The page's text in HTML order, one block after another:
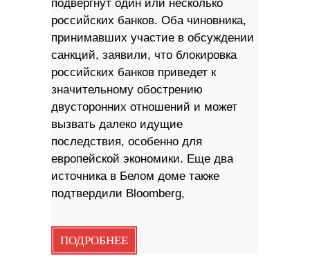
подвергнут один или несколько
российских банков. Оба чиновника,
принимавших участие в обсуждении
санкций, заявили, что блокировка
российских банков приведет к
значительному обострению
двусторонних отношений и может
вызвать далеко идущие
последствия, особенно для
европейской экономики. Еще два
источника в Белом доме также
подтвердили Bloomberg,
ПОДРОБНЕЕ